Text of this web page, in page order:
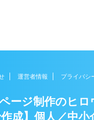
運営者情報 プライバシ
ージ制作のヒロ
成】個人／中小